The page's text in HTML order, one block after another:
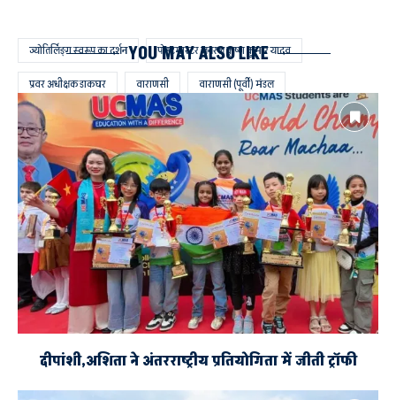
ज्योतिर्लिङ्ग स्वरूप का दर्शन पोस्टमास्टर जनरल कृष्ण कुमार यादव
प्रवर अधीक्षक डाकघर वाराणसी वाराणसी (पूर्वी) मंडल
स्पीड पोस्ट से प्राप्त करें श्री काशी विश्वनाथ मंदिर का प्रसाद
YOU MAY ALSO LIKE
दीपांशी,अशिता ने अंतरराष्ट्रीय प्रतियोगिता में जीती ट्रॉफी